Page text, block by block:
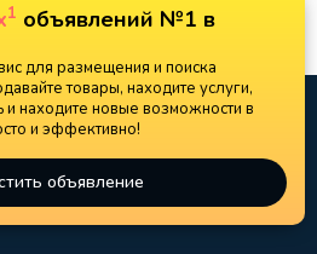
1 объявлений №1 в
для размещения и поиска
товары, находите услуги,
и находите новые возможности в
и эффективно!
объявление